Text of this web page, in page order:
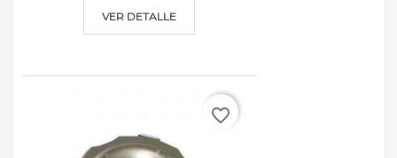
VER DETALLE
favorite_border